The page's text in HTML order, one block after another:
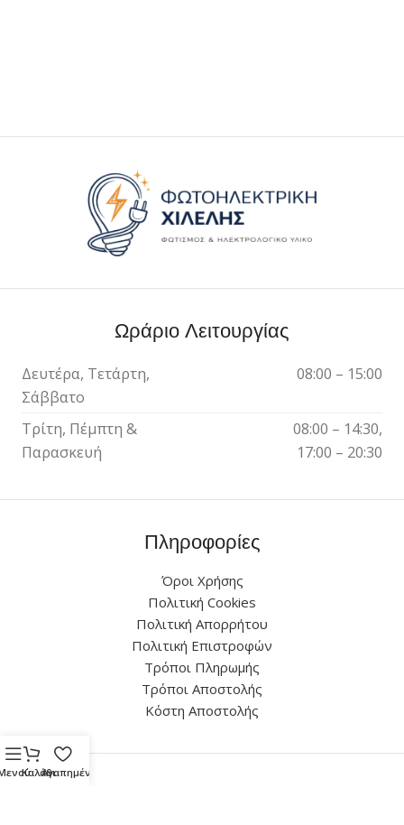
Ωράριο Λειτουργίας
Δευτέρα, Τετάρτη,
Σάββατο
08:00 – 15:00
Τρίτη, Πέμπτη &
Παρασκευή
08:00 – 14:30,
17:00 – 20:30
Πληροφορίες
Όροι Χρήσης
Πολιτική Cookies
Πολιτική Απορρήτου
Πολιτική Επιστροφών
Τρόποι Πληρωμής
Τρόποι Αποστολής
Κόστη Αποστολής
ΚαλάθιΑγαπημένα